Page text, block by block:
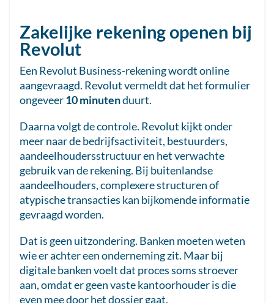
Zakelijke rekening openen bij
Revolut
Een Revolut Business-rekening wordt online
aangevraagd. Revolut vermeldt dat het formulier
ongeveer10 minutenduurt.
Daarna volgt de controle. Revolut kijkt onder
meer naar de bedrijfsactiviteit, bestuurders,
aandeelhoudersstructuur en het verwachte
gebruik van de rekening. Bij buitenlandse
aandeelhouders, complexere structuren of
atypische transacties kan bijkomende informatie
gevraagd worden.
Dat is geen uitzondering. Banken moeten weten
wie er achter een onderneming zit. Maar bij
digitale banken voelt dat proces soms stroever
aan, omdat er geen vaste kantoorhouder is die
even mee door het dossier gaat.